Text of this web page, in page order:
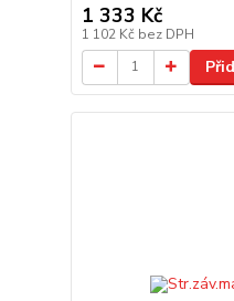
1 333 Kč
1 102 Kč bez DPH